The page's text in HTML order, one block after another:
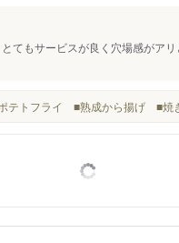
てもサービスが良く穴場感がア
テトフライ ■熟成から揚げ ■